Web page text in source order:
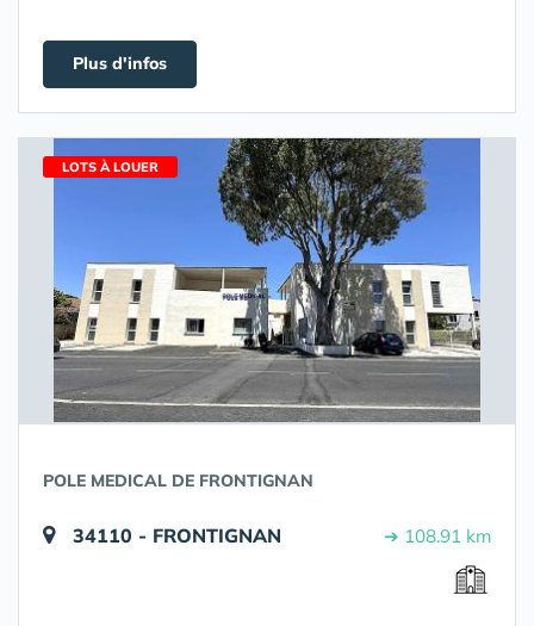
Plus d'infos
LOTS À LOUER
POLE MEDICAL DE FRONTIGNAN
34110 - FRONTIGNAN ➔ 108.91 km